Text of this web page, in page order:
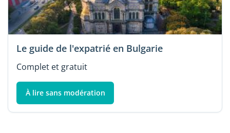
Le guide de l'expatrié en Bulgarie
Complet et gratuit
À lire sans modération